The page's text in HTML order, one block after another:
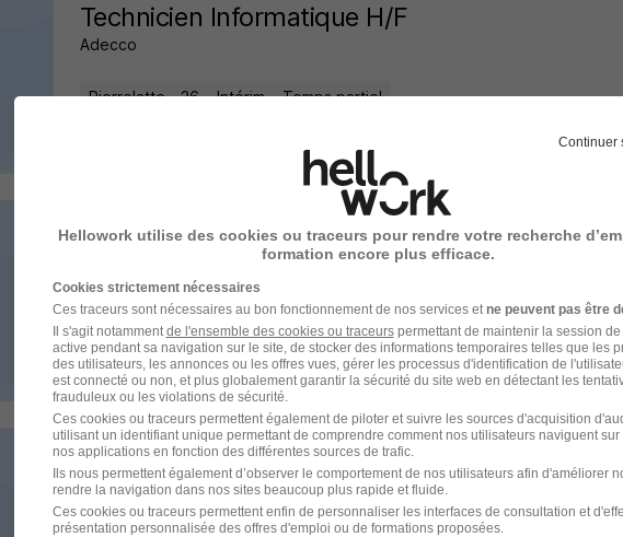
Technicien Informatique H/F
Adecco
Pierrelatte - 26 Intérim Temps partiel
Technicien Informatique H/F
Pierrelatte - 26 Intérim Temps partiel
Cette offre n’est plus disponible depuis le 27/05/26
Technicien Informatique H/F
Adecco
Continuer
Hellowork utilise des cookies ou traceurs pour rendre votre recherche
formation encore plus efficace.
Cookies strictement nécessaires
Ces traceurs sont nécessaires au bon fonctionnement de nos services etne peuvent pas être
Il s'agit notammentde l'ensemble des cookies ou traceurspermettant de maintenir la session
active pendant sa navigation sur le site, de stocker des informations temporaires telles que les
des utilisateurs, les annonces ou les offres vues, gérer les processus d'identification de
est connecté ou non, et plus globalement garantir la sécurité du site web en détectant les
frauduleux ou les violations de sécurité.
Ces cookies ou traceurs permettent également de piloter et suivre les sources d'acquisition
utilisant un identifiant unique permettant de comprendre comment nos utilisateurs naviguent sur
nos applications en fonction des différentes sources de trafic.
Ils nous permettent également d’observer le comportement de nos utilisateurs afin d'améliorer
rendre la navigation dans nos sites beaucoup plus rapide et fluide.
Ces cookies ou traceurs permettent enfin de personnaliser les interfaces de consultation et
présentation personnalisée des offres d'emploi ou de formations proposées.